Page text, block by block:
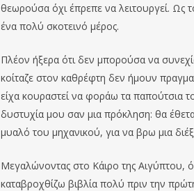
θεωρούσα όχι έπρεπε να λειτουργεί. Ως
ένα πολύ σκοτεινό μέρος.
Πλέον ήξερα ότι δεν μπορούσα να
κοίταζε στον καθρέφτη δεν ήμουν
είχα κουραστεί να φοράω τα παπούτσια
δυστυχία μου σαν μια πρόκληση: θα
μυαλό του μηχανικού, για να βρω μια
Μεγαλώνοντας στο Κάιρο της Αιγύπτου,
καταβροχθίζω βιβλία πολύ πριν την